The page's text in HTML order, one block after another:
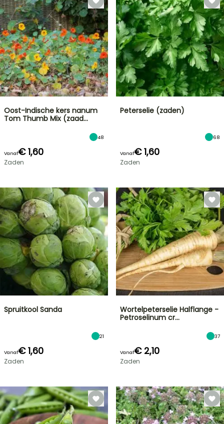
Oost-Indische kers nanum
Tom Thumb Mix (zaad…
48
Vanaf€ 1,60
Zaden
Peterselie (zaden)
68
Vanaf€ 1,60
Zaden
Spruitkool Sanda
21
Vanaf€ 1,60
Zaden
Wortelpeterselie Halflange -
Petroselinum cr…
37
Vanaf€ 2,10
Zaden